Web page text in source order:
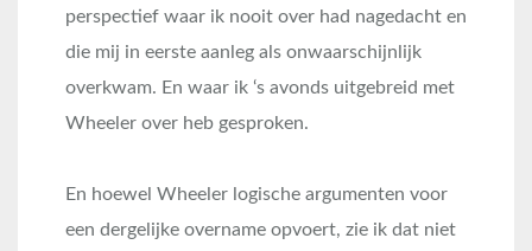
perspectief waar ik nooit over had nagedacht en
die mij in eerste aanleg als onwaarschijnlijk
overkwam. En waar ik ‘s avonds uitgebreid met
Wheeler over heb gesproken.
En hoewel Wheeler logische argumenten voor
een dergelijke overname opvoert, zie ik dat niet